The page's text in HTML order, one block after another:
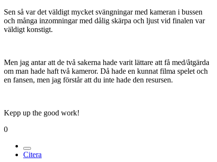
Sen så var det väldigt mycket svängningar med kameran i bussen
och många inzomningar med dålig skärpa och ljust vid finalen var
väldigt konstigt.
Men jag antar att de två sakerna hade varit lättare att få med/åtgärda
om man hade haft två kameror. Då hade en kunnat filma spelet och
en fansen, men jag förstår att du inte hade den resursen.
Kepp up the good work!
0
Citera